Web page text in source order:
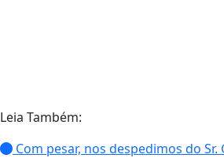
Leia Também:
Com pesar, nos despedimos do